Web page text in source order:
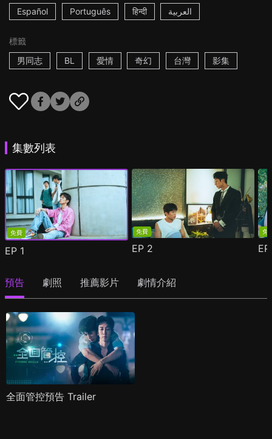
Español Português हिन्दी العربية
標籤
男同志
BL 愛情 奇幻 台灣 影集
集數列表
免費
EP 1
免費
EP 2
免
預告 劇照 推薦影片 劇情介紹
全面管控預告 Trailer